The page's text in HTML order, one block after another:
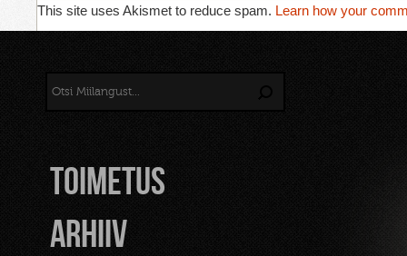
This site uses Akismet to reduce spam. Learn how your
TOIMETUS
Arhiiv